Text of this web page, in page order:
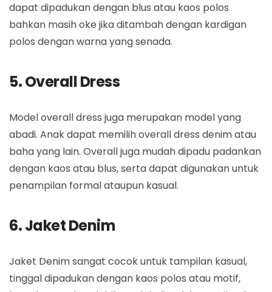
dapat dipadukan dengan blus atau kaos polos
bahkan masih oke jika ditambah dengan kardigan
polos dengan warna yang senada.
5. Overall Dress
Model overall dress juga merupakan model yang
abadi. Anak dapat memilih overall dress denim atau
baha yang lain. Overall juga mudah dipadu padankan
dengan kaos atau blus, serta dapat digunakan untuk
penampilan formal ataupun kasual.
6. Jaket Denim
Jaket Denim sangat cocok untuk tampilan kasual,
tinggal dipadukan dengan kaos polos atau motif,